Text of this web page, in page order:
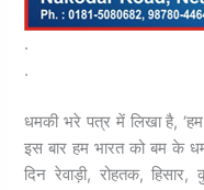
.
.
धमकी भरे पत्र में लिखा है,
इस बार हम भारत को बम के
दिन रेवाड़ी, रोहतक,